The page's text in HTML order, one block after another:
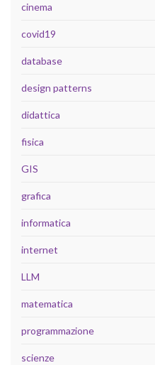
cinema
covid19
database
design patterns
didattica
fisica
GIS
grafica
informatica
internet
LLM
matematica
programmazione
scienze